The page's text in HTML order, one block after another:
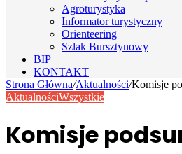
Agroturystyka
Informator turystyczny
Orienteering
Szlak Bursztynowy
BIP
KONTAKT
Strona Główna/Aktualności/Komisje
AktualnościWszystkie
Komisje